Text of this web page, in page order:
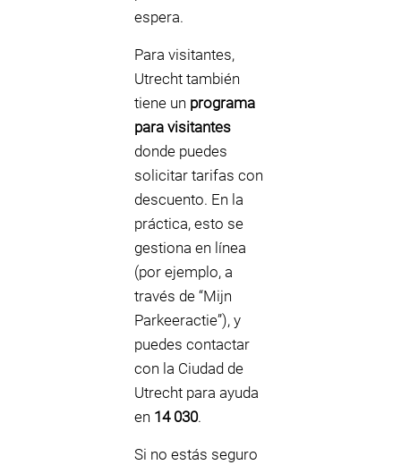
espera.
Para visitantes,
Utrecht también
tiene un programa
para visitantes
donde puedes
solicitar tarifas con
descuento. En la
práctica, esto se
gestiona en línea
(por ejemplo, a
través de “Mijn
Parkeeractie”), y
puedes contactar
con la Ciudad de
Utrecht para ayuda
en 14 030.
Si no estás seguro